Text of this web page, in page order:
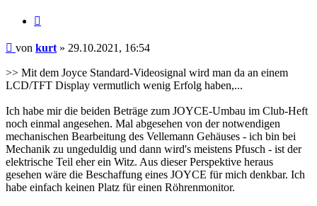
Beitrag
von kurt » 29.10.2021, 16:54
>> Mit dem Joyce Standard-Videosignal wird man da an einem
LCD/TFT Display vermutlich wenig Erfolg haben,...
Ich habe mir die beiden Beträge zum JOYCE-Umbau im Club-Heft
noch einmal angesehen. Mal abgesehen von der notwendigen
mechanischen Bearbeitung des Vellemann Gehäuses - ich bin bei
Mechanik zu ungeduldig und dann wird's meistens Pfusch - ist der
elektrische Teil eher ein Witz. Aus dieser Perspektive heraus
gesehen wäre die Beschaffung eines JOYCE für mich denkbar. Ich
habe einfach keinen Platz für einen Röhrenmonitor.